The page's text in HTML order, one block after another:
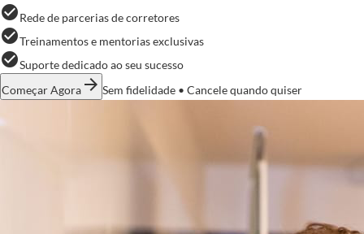
check_circleRede de parcerias de corretores
check_circleTreinamentos e mentorias exclusivas
check_circleSuporte dedicado ao seu sucesso
Começar Agora arrow_forward Sem fidelidade • Cancele quando quiser